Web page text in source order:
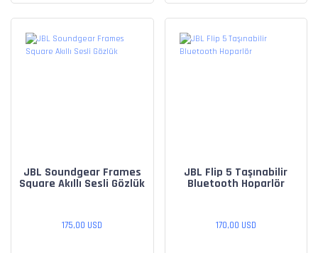
JBL Soundgear Frames
Square Akıllı Sesli Gözlük
175,00 USD
JBL Flip 5 Taşınabilir
Bluetooth Hoparlör
170,00 USD